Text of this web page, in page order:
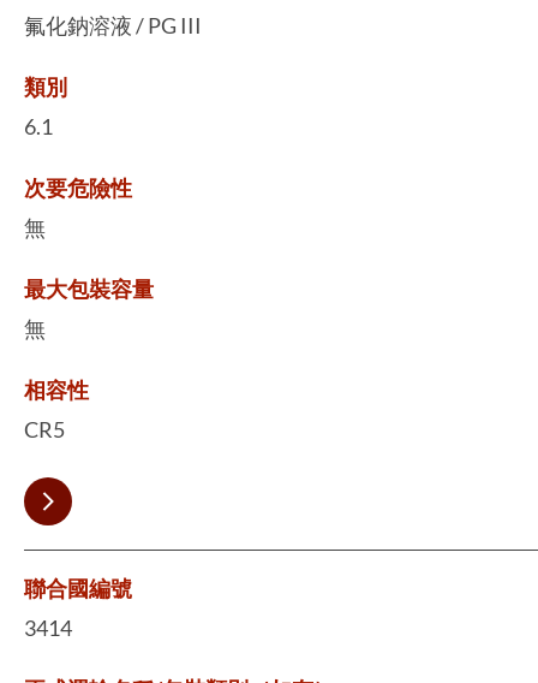
氟化鈉溶液 / PG III
類別
6.1
次要危險性
無
最大包裝容量
無
相容性
CR5
聯合國編號
3414